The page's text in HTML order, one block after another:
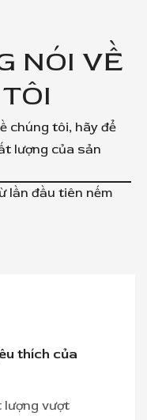
NÓI VỀ
chúng tôi, hãy để
lượng của sản
lần đầu tiên nếm
thích của
lượng vượt